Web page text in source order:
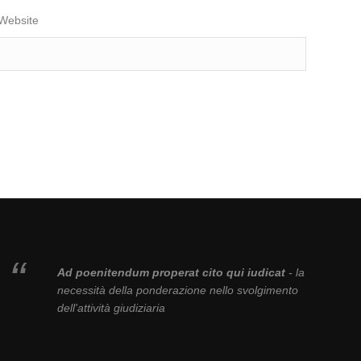
Ad poenitendum properat cito qui iudicat- la
necessità della ponderazione nello svolgimento
dell'attività giudiziaria